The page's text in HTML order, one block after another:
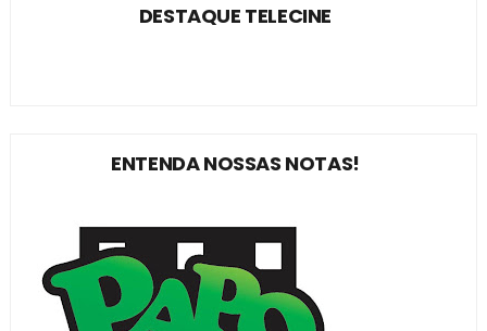
DESTAQUE TELECINE
ENTENDA NOSSAS NOTAS!